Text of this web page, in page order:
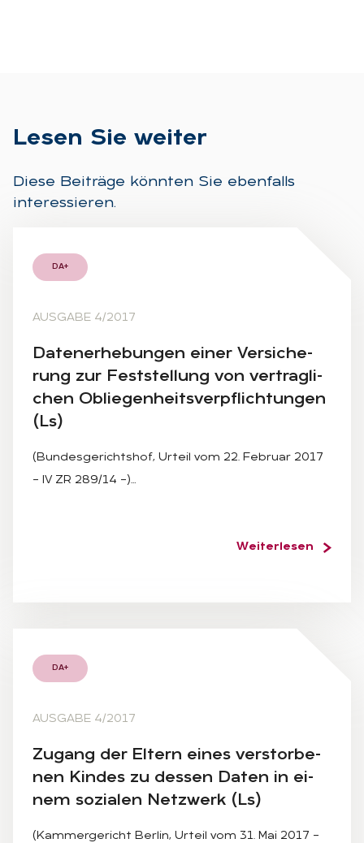
Le­sen Sie wei­ter
Diese Beiträge könnten Sie ebenfalls
interessieren.
DA+
AUSGABE 4/2017
Da­ten­er­he­bun­gen ei­ner Ver­si­che­
rung zur Fest­stel­lung von ver­trag­li­
chen Ob­lie­gen­heits­ver­pflich­tun­gen
(Ls)
(Bundesgerichtshof, Urteil vom 22. Februar 2017
– IV ZR 289/14 –)…
Weiterlesen
DA+
AUSGABE 4/2017
Zu­gang der El­tern ei­nes ver­stor­be­
nen Kin­des zu des­sen Da­ten in ei­
nem so­zia­len Netz­werk (Ls)
(Kammergericht Berlin, Urteil vom 31. Mai 2017 –